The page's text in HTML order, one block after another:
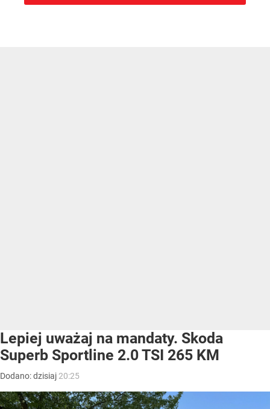
Lepiej uważaj na mandaty. Skoda
Superb Sportline 2.0 TSI 265 KM
Dodano:dzisiaj 20:25